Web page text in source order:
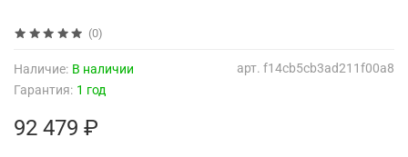
(0)
арт. f14cb5cb3ad211f00a8
Наличие: В наличии
Гарантия: 1 год
92 479 ₽